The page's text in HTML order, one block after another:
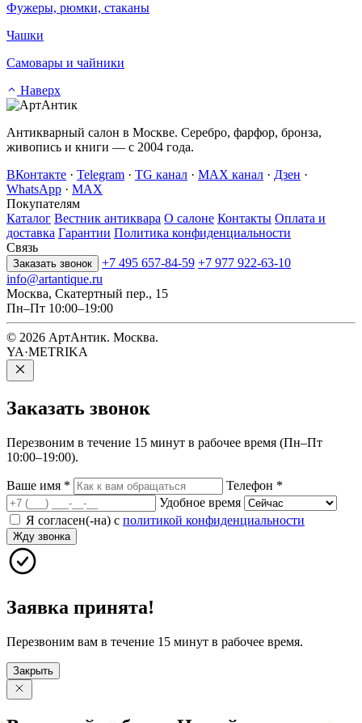
Фужеры, рюмки, стаканы
Чашки
Самовары и чайники
Наверх
Антикварный салон в Москве. Серебро, фарфор, бронза,
живопись и книги — с 2004 года.
ВКонтакте · Telegram · TG канал · MAX канал · Дзен ·
WhatsApp · MAX
Покупателям
Каталог Вестник антиквара О салоне Контакты Оплата и
доставка Гарантии Политика конфиденциальности
Связь
Заказать звонок +7 495 657-84-59 +7 977 922-63-10
info@artantique.ru
Москва, Скатертный пер., 15
Пн–Пт 10:00–19:00
© 2026 АртАнтик. Москва.
YA·METRIKA
Заказать звонок
Перезвоним в течение 15 минут в рабочее время (Пн–Пт
10:00–19:00).
Ваше имя * Телефон *
Удобное время
Я согласен(-на) с политикой конфиденциальности
Жду звонка
Заявка принята!
Перезвоним вам в течение 15 минут в рабочее время.
Закрыть